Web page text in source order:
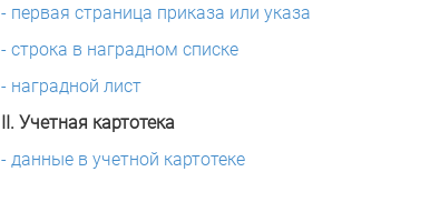
- первая страница приказа или указа
- строка в наградном списке
- наградной лист
II. Учетная картотека
- данные в учетной картотеке